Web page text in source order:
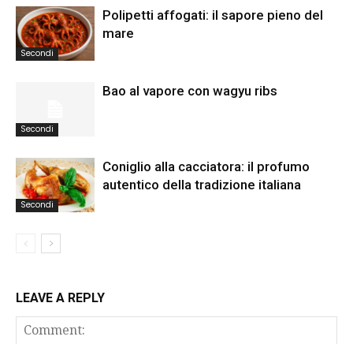
Secondi
Polipetti affogati: il sapore pieno del
mare
Secondi
Bao al vapore con wagyu ribs
Secondi
Coniglio alla cacciatora: il profumo
autentico della tradizione italiana
LEAVE A REPLY